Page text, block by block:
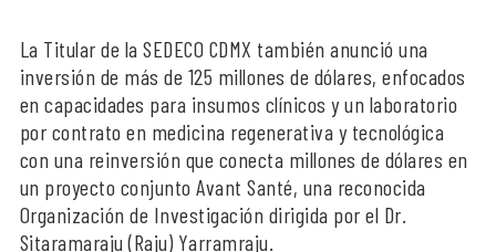
La Titular de la SEDECO CDMX también anunció una
inversión de más de 125 millones de dólares, enfocados
en capacidades para insumos clínicos y un laboratorio
por contrato en medicina regenerativa y tecnológica
con una reinversión que conecta millones de dólares en
un proyecto conjunto Avant Santé, una reconocida
Organización de Investigación dirigida por el Dr.
Sitaramaraju (Raju) Yarramraju.